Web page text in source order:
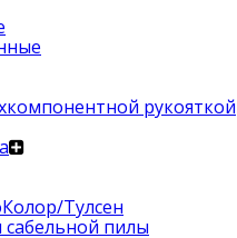
рукояткой
Тулсен
сабельной пилы